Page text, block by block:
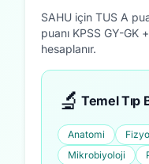
SAHU için TUS A
puanı KPSS GY-
hesaplanır.
🔬 Temel Tıp
Anatomi
Mikrobiyoloji